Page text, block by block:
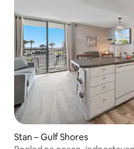
Stan – Gulf Shores